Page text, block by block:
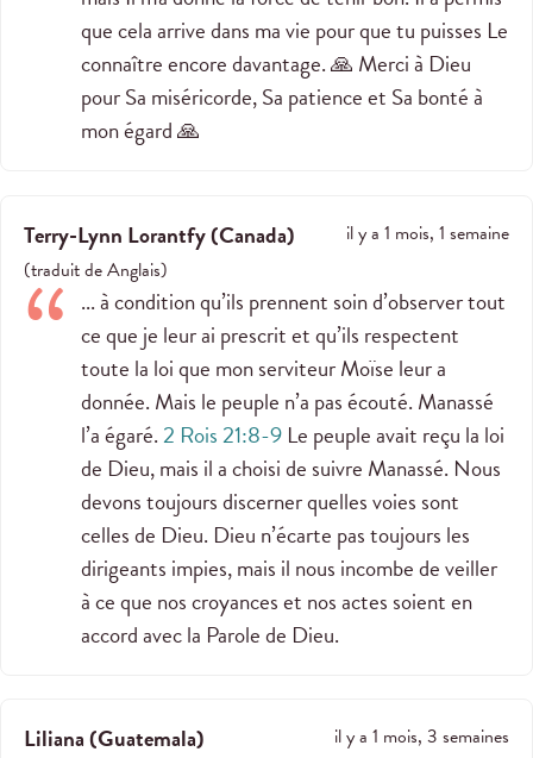
que cela arrive dans ma vie pour que tu puisses Le
connaître encore davantage. 🙏 Merci à Dieu
pour Sa miséricorde, Sa patience et Sa bonté à
mon égard 🙏
Terry-Lynn Lorantfy(Canada)
il y a 1 mois, 1 semaine
(traduit deAnglais)
... à condition qu’ils prennent soin d’observer tout
ce que je leur ai prescrit et qu’ils respectent
toute la loi que mon serviteur Moïse leur a
donnée. Mais le peuple n’a pas écouté. Manassé
l’a égaré.2 Rois 21:8-9 Le peuple avait reçu la loi
de Dieu, mais il a choisi de suivre Manassé. Nous
devons toujours discerner quelles voies sont
celles de Dieu. Dieu n’écarte pas toujours les
dirigeants impies, mais il nous incombe de veiller
à ce que nos croyances et nos actes soient en
accord avec la Parole de Dieu.
Liliana(Guatemala)
il y a 1 mois, 3 semaines